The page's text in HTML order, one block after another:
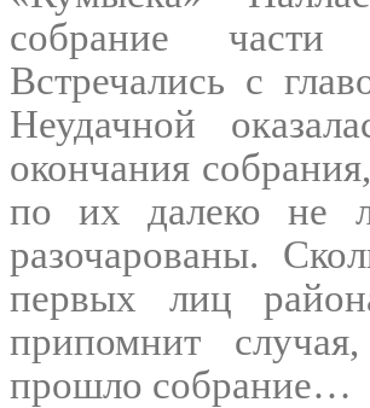
собрание
Встречались с
Неудачной
окончания
по их далеко не
разочарованы.
первых лиц
припомнит
прошло собрание…